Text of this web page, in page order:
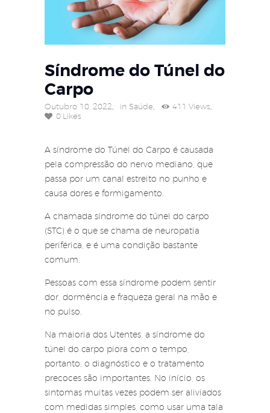
Síndrome do Túnel do
Carpo
Outubro 10, 2022 inSaúde 411 Views
0 Likes
A síndrome do Túnel do Carpo é causada
pela compressão do nervo mediano, que
passa por um canal estreito no punho e
causa dores e formigamento.
A chamada síndrome do túnel do carpo
(STC) é o que se chama de neuropatia
periférica, e é uma condição bastante
comum.
Pessoas com essa síndrome podem sentir
dor, dormência e fraqueza geral na mão e
no pulso.
Na maioria dos Utentes, a síndrome do
túnel do carpo piora com o tempo,
portanto, o diagnóstico e o tratamento
precoces são importantes. No início, os
sintomas muitas vezes podem ser aliviados
com medidas simples, como usar uma tala